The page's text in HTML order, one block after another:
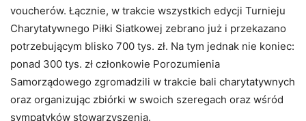
voucherów. Łącznie, w trakcie wszystkich edycji Turnieju
Charytatywnego Piłki Siatkowej zebrano już i przekazano
potrzebującym blisko 700 tys. zł. Na tym jednak nie koniec:
ponad 300 tys. zł członkowie Porozumienia
Samorządowego zgromadzili w trakcie bali charytatywnych
oraz organizując zbiórki w swoich szeregach oraz wśród
sympatyków stowarzyszenia.